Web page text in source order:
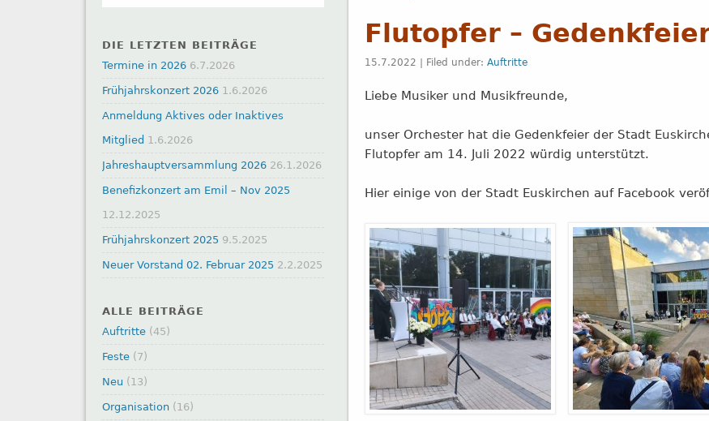
Flutopfer –
15.7.2022 | Filed under:Auftritte
Liebe Musiker und Musikfreunde,
unser Orchester hat die Gedenkfeier der Stadt
Flutopfer am 14. Juli 2022 würdig unterstützt.
Hier einige von der Stadt Euskirchen auf Facebook
DIE LETZTEN BEITRÄGE
Termine in 2026 6.7.2026
Frühjahrskonzert 2026 1.6.2026
Anmeldung Aktives oder Inaktives
Mitglied 1.6.2026
Jahreshauptversammlung 2026 26.1.2026
Benefizkonzert am Emil – Nov 2025
12.12.2025
Frühjahrskonzert 2025 9.5.2025
Neuer Vorstand 02. Februar 2025 2.2.2025
ALLE BEITRÄGE
Auftritte(45)
Feste(7)
Neu (13)
Organisation(16)